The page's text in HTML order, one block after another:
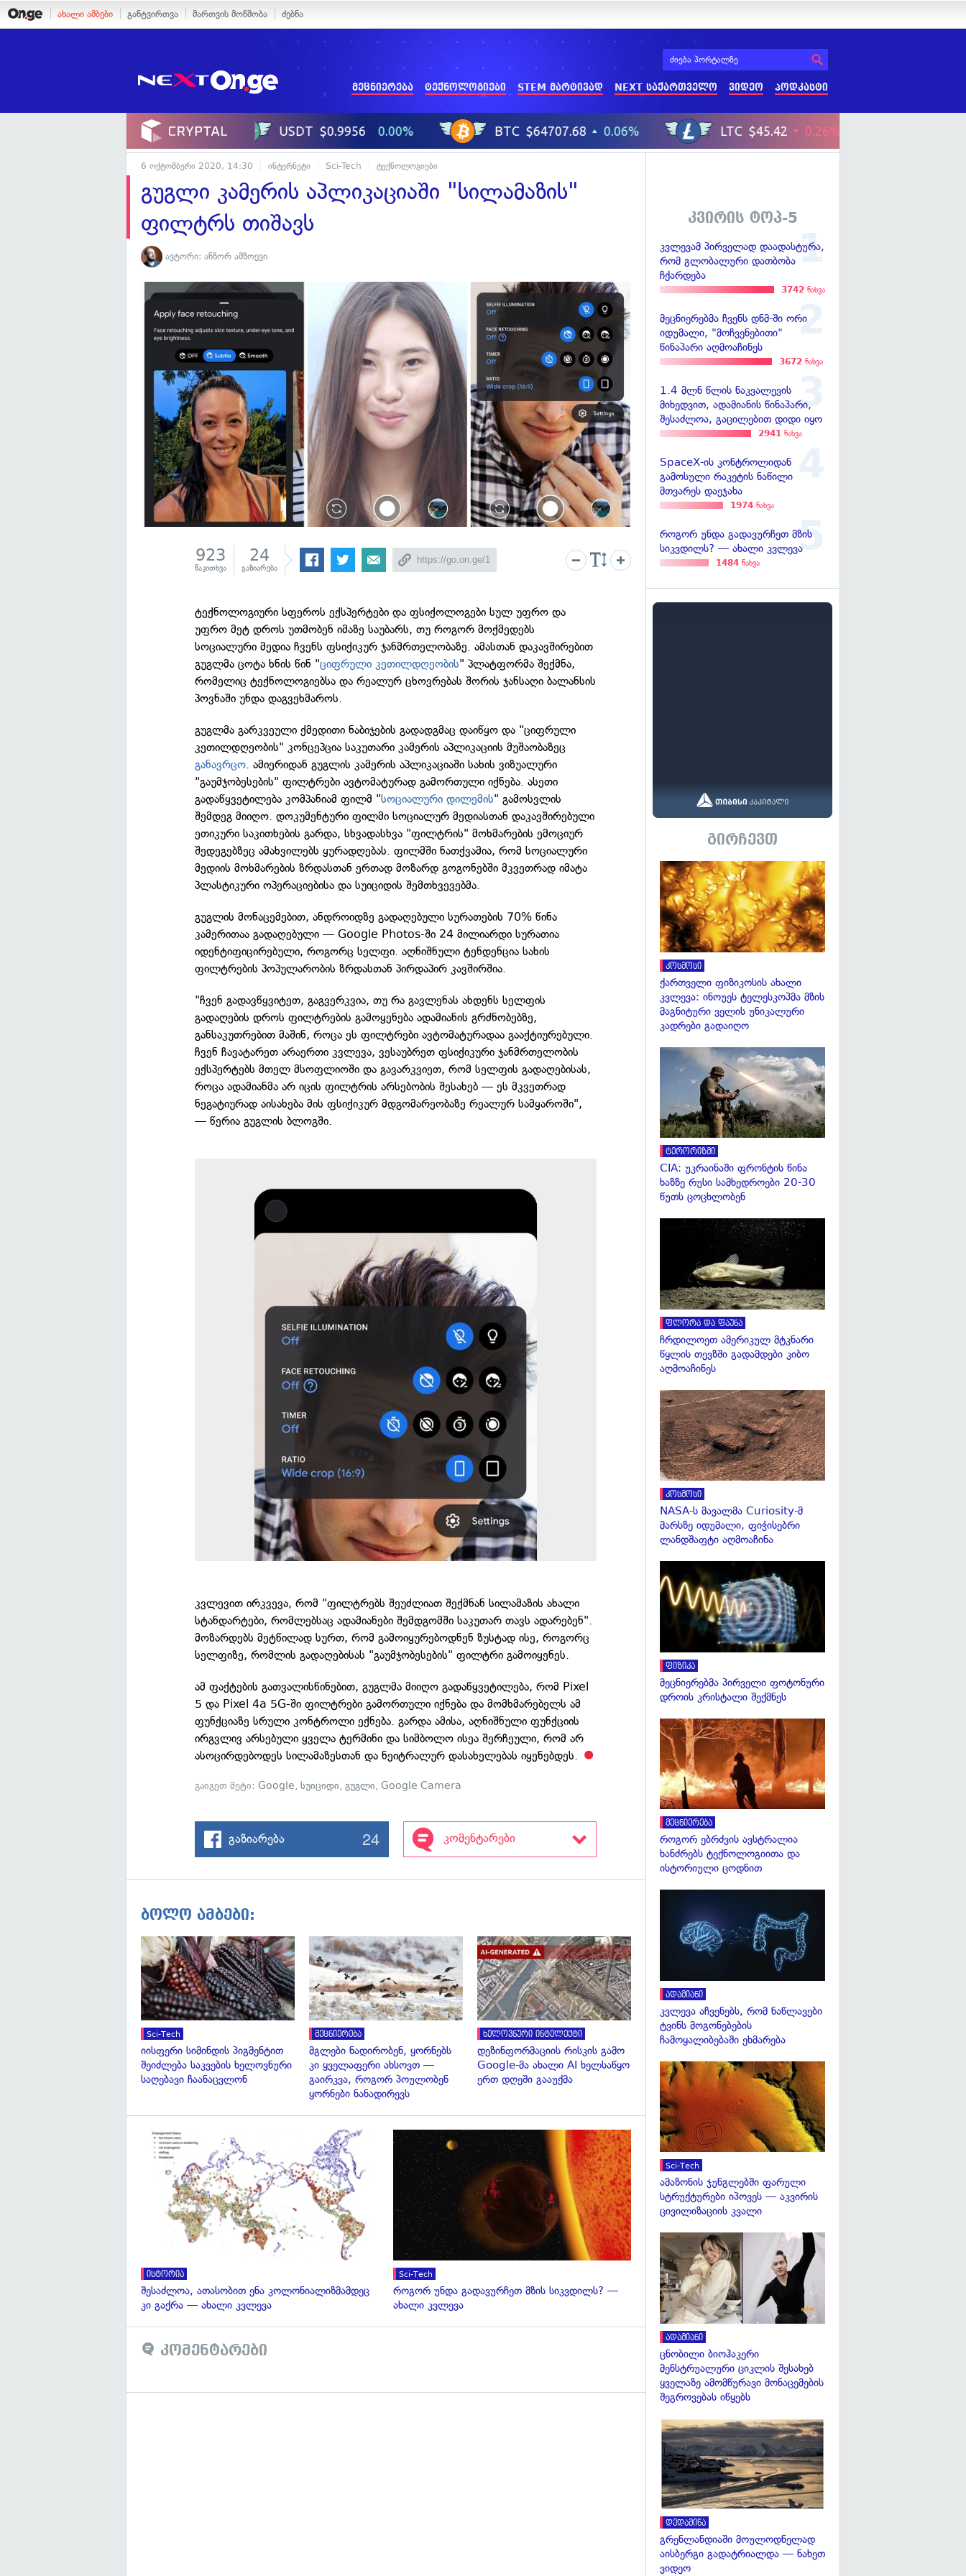
ახალი ამბები განტვირთვა მართვის მოწმობა ძებნა
მეცნიერება ტექნოლოგიები STEM მარტივად NEXT საქართველო ვიდეო პოდკასტი
6 ოქტომბერი 2020, 14:30 ინტერნეტი Sci-Tech ტექნოლოგიები
გუგლი კამერის აპლიკაციაში "სილამაზის"
ფილტრს თიშავს
ავტორი: ანზორ ამზოევი
923
წაკითხვა
24
გაზიარება
ტექნოლოგიური სფეროს ექსპერტები და ფსიქოლოგები სულ უფრო და
უფრო მეტ დროს უთმობენ იმაზე საუბარს, თუ როგორ მოქმედებს
სოციალური მედია ჩვენს ფსიქიკურ ჯანმრთელობაზე. ამასთან დაკავშირებით
გუგლმა ცოტა ხნის წინ "ციფრული კეთილდღეობის" პლატფორმა შექმნა,
რომელიც ტექნოლოგიებსა და რეალურ ცხოვრებას შორის ჯანსაღი ბალანსის
პოვნაში უნდა დაგვეხმაროს.
გუგლმა გარკვეული ქმედითი ნაბიჯების გადადგმაც დაიწყო და "ციფრული
კეთილდღეობის" კონცეპცია საკუთარი კამერის აპლიკაციის მუშაობაზეც
განავრცო. ამიერიდან გუგლის კამერის აპლიკაციაში სახის ვიზუალური
"გაუმჯობესების" ფილტრები ავტომატურად გამორთული იქნება. ასეთი
გადაწყვეტილება კომპანიამ ფილმ "სოციალური დილემის" გამოსვლის
შემდეგ მიიღო. დოკუმენტური ფილმი სოციალურ მედიასთან დაკავშირებული
ეთიკური საკითხების გარდა, სხვადასხვა "ფილტრის" მოხმარების ემოციურ
შედეგებზეც ამახვილებს ყურადღებას. ფილმში ნათქვამია, რომ სოციალური
მედიის მოხმარების ზრდასთან ერთად მოზარდ გოგონებში მკვეთრად იმატა
პლასტიკური ოპერაციებისა და სუიციდის შემთხვევებმა.
გუგლის მონაცემებით, ანდროიდზე გადაღებული სურათების 70% წინა
კამერითაა გადაღებული — Google Photos-ში 24 მილიარდი სურათია
იდენტიფიცირებული, როგორც სელფი. აღნიშნული ტენდენცია სახის
ფილტრების პოპულარობის ზრდასთან პირდაპირ კავშირშია.
"ჩვენ გადავწყვიტეთ, გაგვერკვია, თუ რა გავლენას ახდენს სელფის
გადაღების დროს ფილტრების გამოყენება ადამიანის გრძნობებზე,
განსაკუთრებით მაშინ, როცა ეს ფილტრები ავტომატურადაა გააქტიურებული.
ჩვენ ჩავატარეთ არაერთი კვლევა, ვესაუბრეთ ფსიქიკური ჯანმრთელობის
ექსპერტებს მთელ მსოფლიოში და გავარკვიეთ, რომ სელფის გადაღებისას,
როცა ადამიანმა არ იცის ფილტრის არსებობის შესახებ — ეს მკვეთრად
ნეგატიურად აისახება მის ფსიქიკურ მდგომარეობაზე რეალურ სამყაროში",
— წერია გუგლის ბლოგში.
კვლევით ირკვევა, რომ "ფილტრებს შეუძლიათ შექმნან სილამაზის ახალი
სტანდარტები, რომლებსაც ადამიანები შემდგომში საკუთარ თავს ადარებენ".
მოზარდებს მეტწილად სურთ, რომ გამოიყურებოდნენ ზუსტად ისე, როგორც
სელფიზე, რომლის გადაღებისას "გაუმჯობესების" ფილტრი გამოიყენეს.
ამ ფაქტების გათვალისწინებით, გუგლმა მიიღო გადაწყვეტილება, რომ Pixel
5 და Pixel 4a 5G-ში ფილტრები გამორთული იქნება და მომხმარებელს ამ
ფუნქციაზე სრული კონტროლი ექნება. გარდა ამისა, აღნიშნული ფუნქციის
ირგვლივ არსებული ყველა ტერმინი და სიმბოლო ისეა შერჩეული, რომ არ
ასოცირდებოდეს სილამაზესთან და ნეიტრალურ დასახელებას იყენებდეს.
გაიგეთ მეტი:Google,სუიციდი,გუგლი,Google Camera
გაზიარება 24 კომენტარები
ბოლო ამბები:
გადახედვა
Sci-Tech
იისფერი სიმინდის პიგმენტით
შეიძლება საკვების ხელოვნური
საღებავი ჩაანაცვლონ
გადახედვა
მეცნიერება
მგლები ნადირობენ, ყორნებს
კი ყველაფერი ახსოვთ —
გაირკვა, როგორ პოულობენ
ყორნები ნანადირევს
გადახედვა
ხელოვნური ინტელექტი
დეზინფორმაციის რისკის გამო
Google-მა ახალი AI ხელსაწყო
ერთ დღეში გააუქმა
გადახედვა
ისტორია
შესაძლოა, ათასობით ენა კოლონიალიზმამდეც
კი გაქრა — ახალი კვლევა
გადახედვა
Sci-Tech
როგორ უნდა გადავურჩეთ მზის სიკვდილს? —
ახალი კვლევა
კომენტარები
კვირის ტოპ-5
კვლევამ პირველად დაადასტურა,
რომ გლობალური დათბობა
ჩქარდება
3742 ნახვა
მეცნიერებმა ჩვენს დნმ-ში ორი
იდუმალი, "მოჩვენებითი"
წინაპარი აღმოაჩინეს
3672 ნახვა
1.4 მლნ წლის ნაკვალევის
მიხედვით, ადამიანის წინაპარი,
შესაძლოა, გაცილებით დიდი იყო
2941 ნახვა
SpaceX-ის კონტროლიდან
გამოსული რაკეტის ნაწილი
მთვარეს დაეჯახა
1974 ნახვა
როგორ უნდა გადავურჩეთ მზის
სიკვდილს? — ახალი კვლევა
1484 ნახვა
გირჩევთ
კოსმოსი
ქართველი ფიზიკოსის ახალი
კვლევა: ინოუეს ტელესკოპმა მზის
მაგნიტური ველის უნიკალური
კადრები გადაიღო
ტერორიზმი
CIA: უკრაინაში ფრონტის წინა
ხაზზე რუსი სამხედროები 20-30
წუთს ცოცხლობენ
ფლორა და ფაუნა
ჩრდილოეთ ამერიკულ მტკნარი
წყლის თევზში გადამდები კიბო
აღმოაჩინეს
კოსმოსი
NASA-ს მავალმა Curiosity-მ
მარსზე იდუმალი, ფიჭისებრი
ლანდშაფტი აღმოაჩინა
ფიზიკა
მეცნიერებმა პირველი ფოტონური
დროის კრისტალი შექმნეს
მეცნიერება
როგორ ებრძვის ავსტრალია
ხანძრებს ტექნოლოგიითა და
ისტორიული ცოდნით
ადამიანი
კვლევა აჩვენებს, რომ ნაწლავები
ტვინს მოგონებების
ჩამოყალიბებაში ეხმარება
Sci-Tech
ამაზონის ჯუნგლებში ფარული
სტრუქტურები იპოვეს — აკვირის
ცივილიზაციის კვალი
ადამიანი
ცნობილი ბიოჰაკერი
მენსტრუალური ციკლის შესახებ
ყველაზე ამომწურავი მონაცემების
შეგროვებას იწყებს
დედამიწა
გრენლანდიაში მოულოდნელად
აისბერგი გადატრიალდა — ნახეთ
ვიდეო